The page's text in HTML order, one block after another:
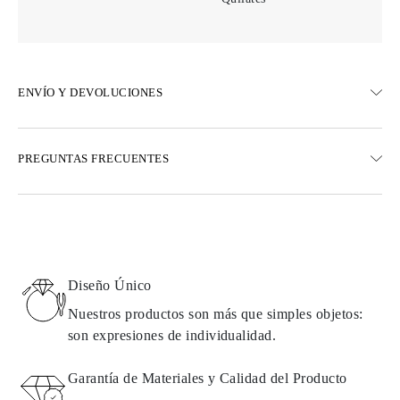
ENVÍO Y DEVOLUCIONES
Opciones de entrega exprés también están disponibles
Detalles sobre métodos de envío, costos y tiempos de entrega se
pueden encontrar en laspreguntas frecuentes sobre la entrega
Todos los productos de Omara se fabrican por encargo según los
PREGUNTAS FRECUENTES
Diseño Único
Nuestros productos son más que simples objetos:
son expresiones de individualidad.
Garantía de Materiales y Calidad del Producto